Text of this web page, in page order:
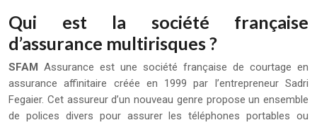
Qui est la société française
d’assurance multirisques ?
SFAM Assurance est une société française de courtage en
assurance affinitaire créée en 1999 par l’entrepreneur Sadri
Fegaier. Cet assureur d’un nouveau genre propose un ensemble
de polices divers pour assurer les téléphones portables ou